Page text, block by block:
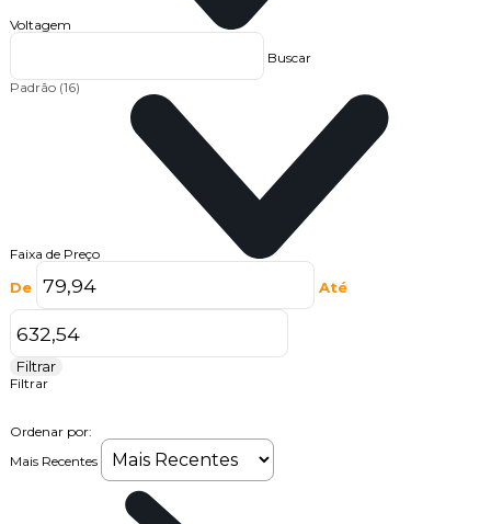
Voltagem
Buscar
Padrão (16)
Faixa de Preço
De Até
Filtrar
Filtrar
Ordenar por:
Mais Recentes